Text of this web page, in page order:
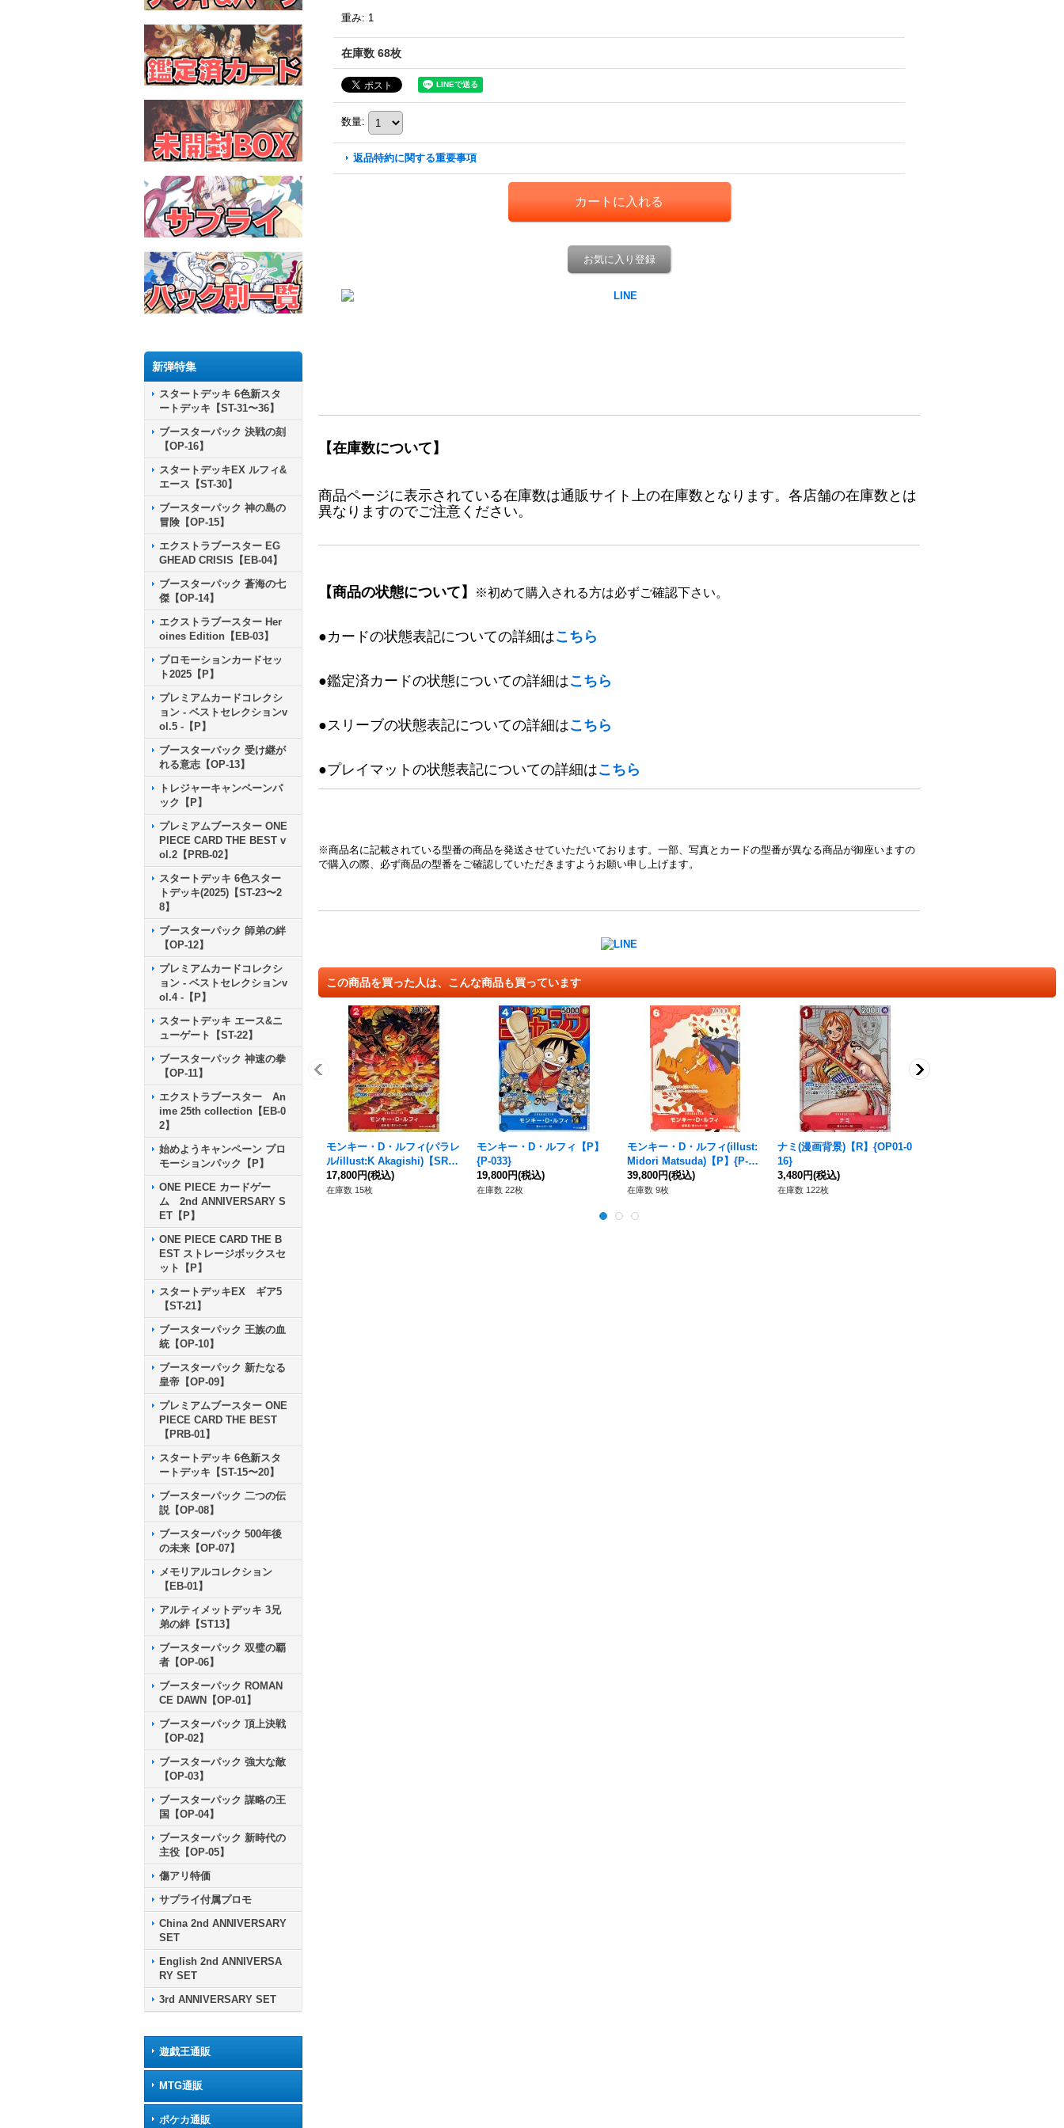
新弾特集
スタートデッキ 6色新スタ
ートデッキ【ST-31〜36】
ブースターパック 決戦の刻
【OP-16】
スタートデッキEX ルフィ&
エース【ST-30】
ブースターパック 神の島の
冒険【OP-15】
エクストラブースター EG
GHEAD CRISIS【EB-04】
ブースターパック 蒼海の七
傑【OP-14】
エクストラブースター Her
oines Edition【EB-03】
プロモーションカードセッ
ト2025【P】
プレミアムカードコレクシ
ョン - ベストセレクションv
ol.5 -【P】
ブースターパック 受け継が
れる意志【OP-13】
トレジャーキャンペーンパ
ック【P】
プレミアムブースター ONE
PIECE CARD THE BEST v
ol.2【PRB-02】
スタートデッキ 6色スター
トデッキ(2025)【ST-23〜2
8】
ブースターパック 師弟の絆
【OP-12】
プレミアムカードコレクシ
ョン - ベストセレクションv
ol.4 -【P】
スタートデッキ エース&ニ
ューゲート【ST-22】
ブースターパック 神速の拳
【OP-11】
エクストラブースター An
ime 25th collection【EB-0
2】
始めようキャンペーン プロ
モーションパック【P】
ONE PIECE カードゲー
ム 2nd ANNIVERSARY S
ET【P】
ONE PIECE CARD THE B
EST ストレージボックスセ
ット【P】
スタートデッキEX ギア5
【ST-21】
ブースターパック 王族の血
統【OP-10】
ブースターパック 新たなる
皇帝【OP-09】
プレミアムブースター ONE
PIECE CARD THE BEST
【PRB-01】
スタートデッキ 6色新スタ
ートデッキ【ST-15〜20】
ブースターパック 二つの伝
説【OP-08】
ブースターパック 500年後
の未来【OP-07】
メモリアルコレクション
【EB-01】
アルティメットデッキ 3兄
弟の絆【ST13】
ブースターパック 双璧の覇
者【OP-06】
ブースターパック ROMAN
CE DAWN【OP-01】
ブースターパック 頂上決戦
【OP-02】
ブースターパック 強大な敵
【OP-03】
ブースターパック 謀略の王
国【OP-04】
ブースターパック 新時代の
主役【OP-05】
傷アリ特価
サプライ付属プロモ
China 2nd ANNIVERSARY
SET
English 2nd ANNIVERSA
RY SET
3rd ANNIVERSARY SET
遊戯王通販
MTG通販
ポケカ通販
重み: 1
在庫数 68枚
数量:
返品特約に関する重要事項
お気に入り登録
【在庫数について】
商品ページに表示されている在庫数は通販サイト上の在庫数となります。各店舗の在庫数とは
異なりますのでご注意ください。
【商品の状態について】 ※初めて購入される方は必ずご確認下さい。
●カードの状態表記についての詳細はこちら
●鑑定済カードの状態についての詳細はこちら
●スリーブの状態表記についての詳細はこちら
●プレイマットの状態表記についての詳細はこちら
※商品名に記載されている型番の商品を発送させていただいております。一部、写真とカードの型番が異なる商品が御座いますの
で購入の際、必ず商品の型番をご確認していただきますようお願い申し上げます。
この商品を買った人は、こんな商品も買っています
モンキー・D・ルフィ(パラレ
ル/illust:K Akagishi)【SR/
P】{OP01-024}
17,800円(税込)
在庫数 15枚
モンキー・D・ルフィ【P】
{P-033}
19,800円(税込)
在庫数 22枚
モンキー・D・ルフィ(illust:
Midori Matsuda)【P】{P-00
1}
39,800円(税込)
在庫数 9枚
ナミ(漫画背景)【R】{OP01-0
16}
3,480円(税込)
在庫数 122枚